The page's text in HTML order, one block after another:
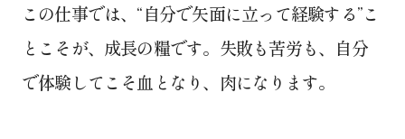
この仕事では、“自分で矢面に立って経験する”こ
とこそが、成長の糧です。失敗も苦労も、自分
で体験してこそ血となり、肉になります。